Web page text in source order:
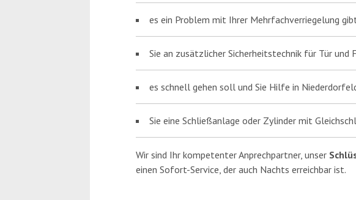
es ein Problem mit Ihrer Mehrfachverriegelung
Sie an zusätzlicher Sicherheitstechnik für Tür und
es schnell gehen soll und Sie Hilfe in
Sie eine Schließanlage oder Zylinder mit
Wir sind Ihr kompetenter Anprechpartner, unser
einen Sofort-Service, der auch Nachts erreichbar ist.